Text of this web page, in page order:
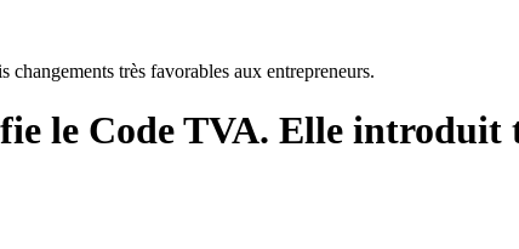
très favorables aux entrepreneurs.
le Code TVA. Elle introduit